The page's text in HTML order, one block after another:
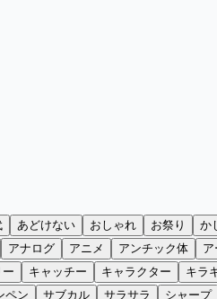
あどけない おしゃれ お祭り か
アナログ アニメ アンチック体 ア
ー キャッチー キャラクター キラ
ペン サブカル サラサラ シャープ